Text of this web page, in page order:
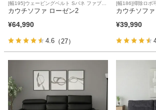
家電・照明器具
[幅195]ウェービングベルト Sバネ ファブリ
ック座面
カウチソファ ローゼン2
¥64,990
4.6 （27）
[幅186]掃除ロボ
カウチソフ
¥39,990